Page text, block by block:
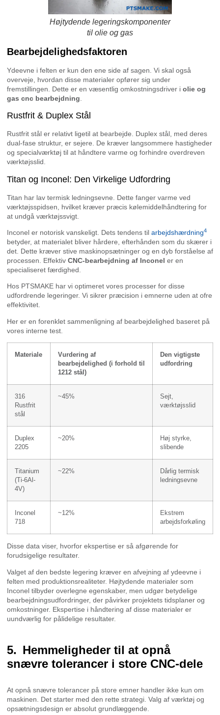
Højtydende legeringskomponenter
til olie og gas
Bearbejdelighedsfaktoren
Ydeevne i felten er kun den ene side af sagen. Vi skal også
overveje, hvordan disse materialer opfører sig under
fremstillingen. Dette er en væsentlig omkostningsdriver i olie og
gas cnc bearbejdning
Rustfrit & Duplex Stål
Rustfrit stål er relativt ligetil at bearbejde. Duplex stål, med deres
dual-fase struktur, er sejere. De kræver langsommere hastigheder
og specialværktøj til at håndtere varme og forhindre overdreven
værktøjsslid.
Titan og Inconel: Den Virkelige Udfordring
Titan har lav termisk ledningsevne. Dette fanger varme ved
værktøjsspidsen, hvilket kræver præcis kølemiddelhåndtering for
at undgå værktøjssvigt.
Inconel er notorisk vanskeligt. Dets tendens til arbejdshærdning4
betyder, at materialet bliver hårdere, efterhånden som du skærer i
det. Dette kræver stive maskinopsætninger og en dyb forståelse af
processen. Effektiv CNC-bearbejdning af Inconel er en
specialiseret færdighed.
Hos PTSMAKE har vi optimeret vores processer for disse
udfordrende legeringer. Vi sikrer præcision i emnerne uden at ofre
effektivitet.
Her er en forenklet sammenligning af bearbejdelighed baseret på
vores interne test.
Materiale
Vurdering af
bearbejdelighed (i forhold til
1212 stål)
Den vigtigste
udfordring
316
Rustfrit
stål
~45%
Sejt,
værktøjsslid
Duplex
2205
~20%
Høj styrke,
slibende
Titanium
(Ti-6Al-
4V)
~22%
Dårlig termisk
ledningsevne
Inconel
718
~12%
Ekstrem
arbejdsforkøling
Disse data viser, hvorfor ekspertise er så afgørende for
forudsigelige resultater.
Valget af den bedste legering kræver en afvejning af ydeevne i
felten med produktionsrealiteter. Højtydende materialer som
Inconel tilbyder overlegne egenskaber, men udgør betydelige
bearbejdningsudfordringer, der påvirker projektets tidsplaner og
omkostninger. Ekspertise i håndtering af disse materialer er
uundværlig for pålidelige resultater.
Hemmeligheder til at opnå
snævre tolerancer i store CNC-dele
At opnå snævre tolerancer på store emner handler ikke kun om
maskinen. Det starter med den rette strategi. Valg af værktøj og
opsætningsdesign er absolut grundlæggende.